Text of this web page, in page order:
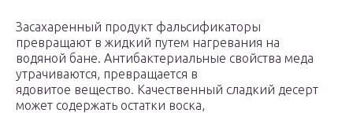
Засахаренный продукт фальсификаторы
превращают в жидкий путем нагревания на
водяной бане. Антибактериальные свойства меда
утрачиваются, превращается в
ядовитое вещество. Качественный сладкий десерт
может содержать остатки воска,